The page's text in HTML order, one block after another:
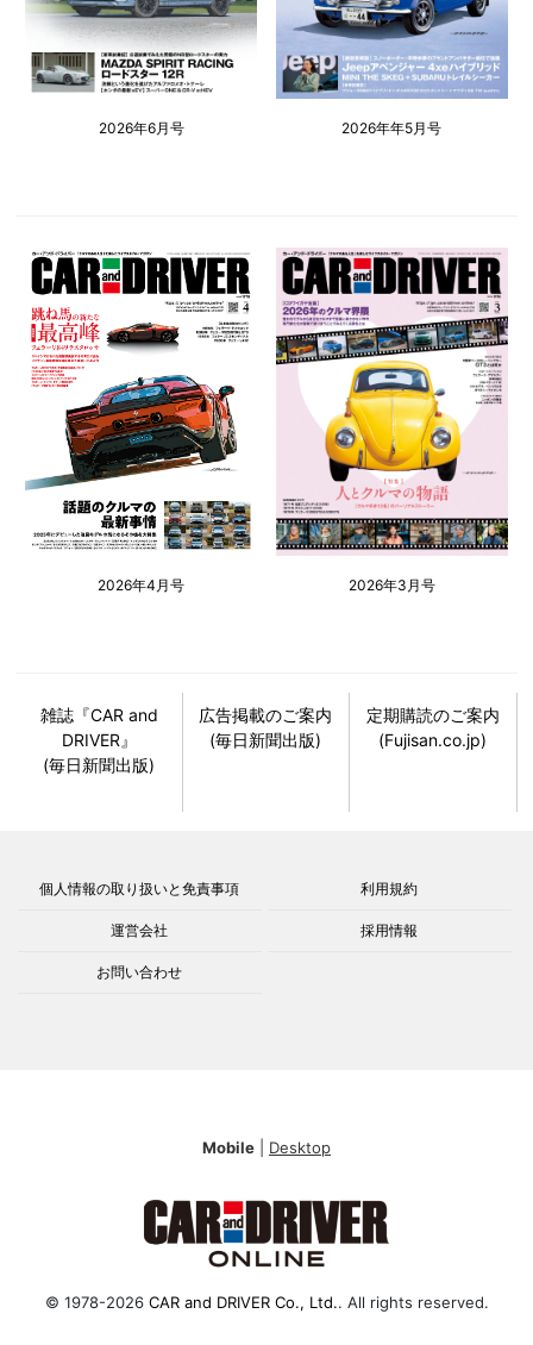
2026年6月号 2026年年5月号
2026年4月号 2026年3月号
雑誌『CAR and
DRIVER』
(毎日新聞出版)
広告掲載のご案内
(毎日新聞出版)
定期購読のご案内
(Fujisan.co.jp)
個人情報の取り扱いと免責事項 利用規約
運営会社 採用情報
お問い合わせ
Mobile Desktop
© 1978-2026 CAR and DRIVER Co., Ltd.. All rights reserved.